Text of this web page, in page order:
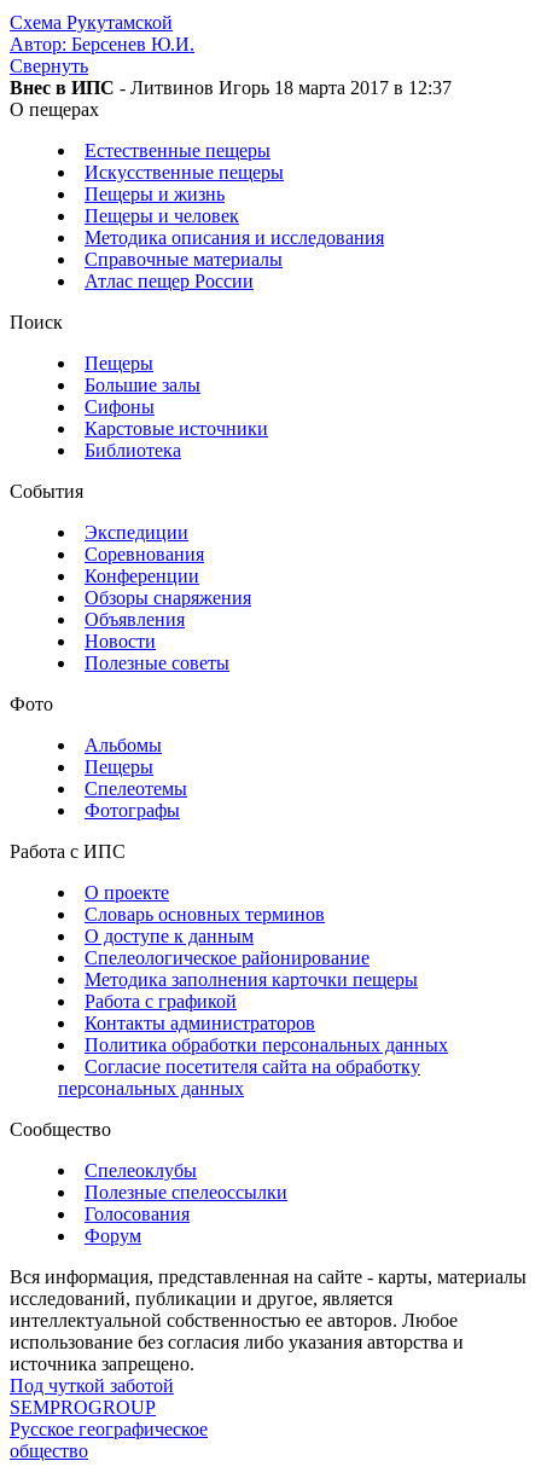
Схема Рукутамской
Автор: Берсенев Ю.И.
Свернуть
Внес в ИПС - Литвинов Игорь 18 марта 2017 в 12:37
О пещерах
Естественные пещеры
Искусственные пещеры
Пещеры и жизнь
Пещеры и человек
Методика описания и исследования
Справочные материалы
Атлас пещер России
Поиск
Пещеры
Большие залы
Сифоны
Карстовые источники
Библиотека
События
Экспедиции
Соревнования
Конференции
Обзоры снаряжения
Объявления
Новости
Полезные советы
Фото
Альбомы
Пещеры
Спелеотемы
Фотографы
Работа с ИПС
О проекте
Словарь основных терминов
О доступе к данным
Спелеологическое районирование
Методика заполнения карточки пещеры
Работа с графикой
Контакты администраторов
Политика обработки персональных данных
Согласие посетителя сайта на обработку
персональных данных
Сообщество
Спелеоклубы
Полезные спелеоссылки
Голосования
Форум
Вся информация, представленная на сайте - карты, материалы
исследований, публикации и другое, является
интеллектуальной собственностью ее авторов. Любое
использование без согласия либо указания авторства и
источника запрещено.
Под чуткой заботой
SEMPROGROUP
Русское географическое
общество